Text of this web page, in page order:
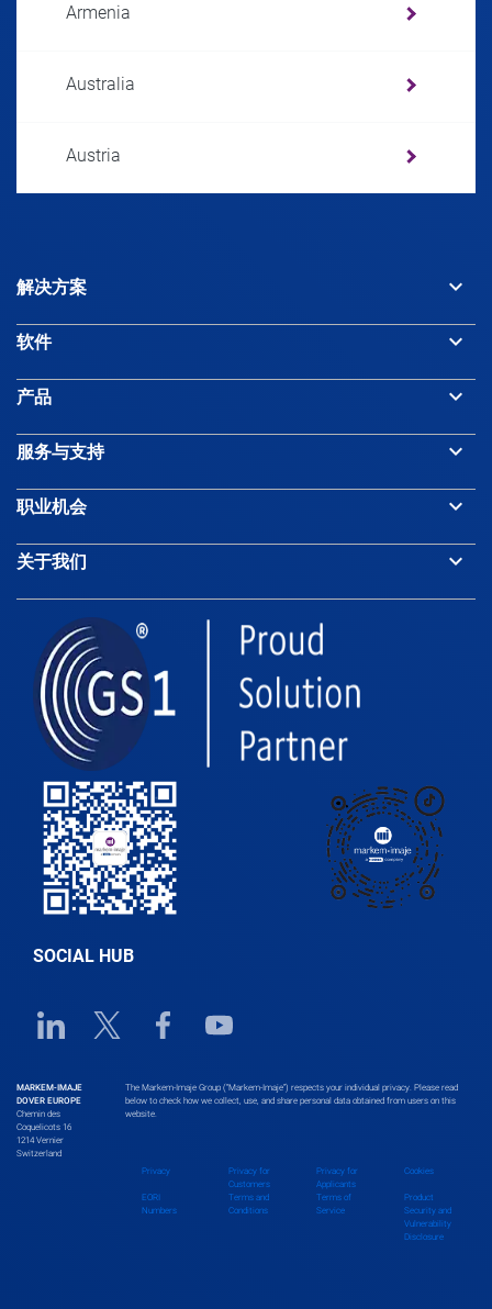
Armenia
Australia
Austria
Bahamas
Bangladesh
Barbados
Belgium
Belize
Benin
Bhutan
Bosnia and Herzegovina
Botswana
解决方案 keyboard_arrow_down
软件 keyboard_arrow_down
产品 keyboard_arrow_down
服务与支持 keyboard_arrow_down
职业机会 keyboard_arrow_down
关于我们 keyboard_arrow_down
SOCIAL HUB
Linkedin URL link
Twitter URL linkFacebook URL link
Youtube URL link
MARKEM-IMAJE
DOVER EUROPE
Chemin des
Coquelicots 16
1214 Vernier
Switzerland
The Markem-Imaje Group (“Markem-Imaje”) respects your individual privacy. Please read
below to check how we collect, use, and share personal data obtained from users on this
website.
Privacy
Privacy for
Customers
Privacy for
Applicants
Cookies
EORI
Numbers
Terms and
Conditions
Terms of
Service
Product
Security and
Vulnerability
Disclosure